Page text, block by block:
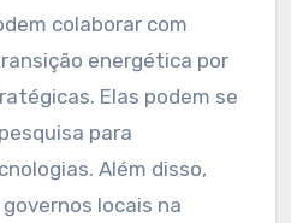
colaborar com
energética por
Elas podem se
para
Além disso,
locais na